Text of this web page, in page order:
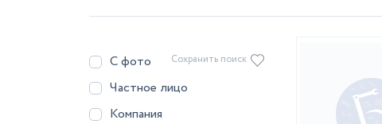
С фото
Частное лицо
Компания
Сохранить поиск